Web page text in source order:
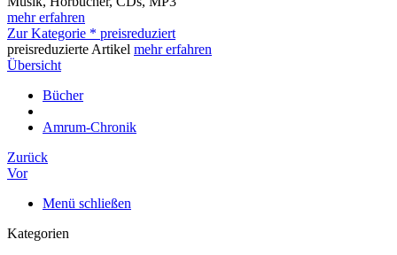
mehr erfahren
Zur Kategorie * preisreduziert
preisreduzierte Artikel mehr erfahren
Übersicht
Bücher
Amrum-Chronik
Zurück
Vor
Menü schließen
Kategorien